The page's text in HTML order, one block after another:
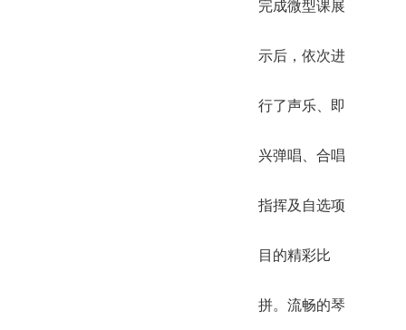
完成微型课展
示后，依次进
行了声乐、即
兴弹唱、合唱
指挥及自选项
目的精彩比
拼。流畅的琴